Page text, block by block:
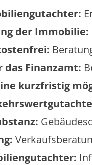
der Immobilie:
Finanzamt:
kurzfristig